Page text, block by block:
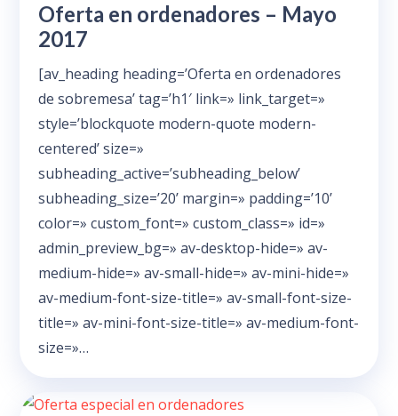
Oferta en ordenadores – Mayo
2017
[av_heading heading=’Oferta en ordenadores
de sobremesa’ tag=’h1′ link=» link_target=»
style=’blockquote modern-quote modern-
centered’ size=»
subheading_active=’subheading_below’
subheading_size=’20’ margin=» padding=’10’
color=» custom_font=» custom_class=» id=»
admin_preview_bg=» av-desktop-hide=» av-
medium-hide=» av-small-hide=» av-mini-hide=»
av-medium-font-size-title=» av-small-font-size-
title=» av-mini-font-size-title=» av-medium-font-
size=»…